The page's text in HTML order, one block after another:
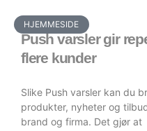
HJEMMESIDE
Push varsler gir
flere kunder
Slike Push varsler kan du
produkter, nyheter og
brand og firma. Det gjør at